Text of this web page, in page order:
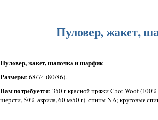
Пуловер, жакет,
Пуловер, жакет, шапочка и шарфик
Размеры: 68/74 (80/86).
Вам потребуется: 350 г красной пряжи Coot Woof
шерсти, 50% акрила, 60 м/50 г); спицы N 6; круговые